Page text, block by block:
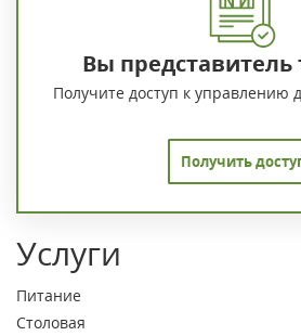
Вы представитель
Получите доступ к управлению
Получить
Услуги
Питание
Столовая